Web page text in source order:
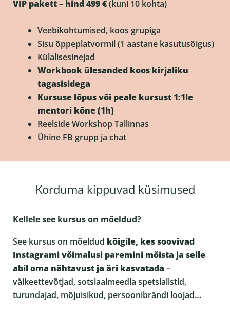
VIP pakett – hind 499 €(kuni 10 kohta)
Veebikohtumised, koos grupiga
Sisu õppeplatvormil (1 aastane kasutusõigus)
Külalisesinejad
Workbook ülesanded koos kirjaliku
tagasisidega
Kursuse lõpus või peale kursust 1:1le
mentori kõne (1h)
Reelside Workshop Tallinnas
Ühine FB grupp ja chat
Korduma kippuvad küsimused
Kellele see kursus on mõeldud?
See kursus on mõeldud kõigile, kes soovivad
Instagrami võimalusi paremini mõista ja selle
abil oma nähtavust ja äri kasvatada –
väikeettevõtjad, sotsiaalmeedia spetsialistid,
turundajad, mõjuisikud, persoonibrändi loojad…